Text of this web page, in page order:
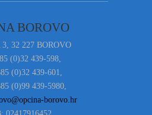
BOROVO
32 227 BOROVO
(0)32 439-598,
(0)32 439-601,
(0)99 439-5980,
borovo.hr